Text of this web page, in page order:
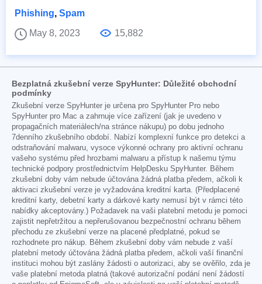
Phishing, Spam
May 8, 2023
15,882
Bezplatná zkušební verze SpyHunter: Důležité obchodní
podmínky
Zkušební verze SpyHunter je určena pro SpyHunter Pro nebo
SpyHunter pro Mac a zahrnuje více zařízení (jak je uvedeno v
propagačních materiálech/na stránce nákupu) po dobu jednoho
7denního zkušebního období. Nabízí komplexní funkce pro detekci a
odstraňování malwaru, vysoce výkonné ochrany pro aktivní ochranu
vašeho systému před hrozbami malwaru a přístup k našemu týmu
technické podpory prostřednictvím HelpDesku SpyHunter. Během
zkušební doby vám nebude účtována žádná platba předem, ačkoli k
aktivaci zkušební verze je vyžadována kreditní karta. (Předplacené
kreditní karty, debetní karty a dárkové karty nemusí být v rámci této
nabídky akceptovány.) Požadavek na vaši platební metodu je pomoci
zajistit nepřetržitou a nepřerušovanou bezpečnostní ochranu během
přechodu ze zkušební verze na placené předplatné, pokud se
rozhodnete pro nákup. Během zkušební doby vám nebude z vaší
platební metody účtována žádná platba předem, ačkoli vaší finanční
instituci mohou být zaslány žádosti o autorizaci, aby se ověřilo, zda je
vaše platební metoda platná (takové autorizační podání není žádostí